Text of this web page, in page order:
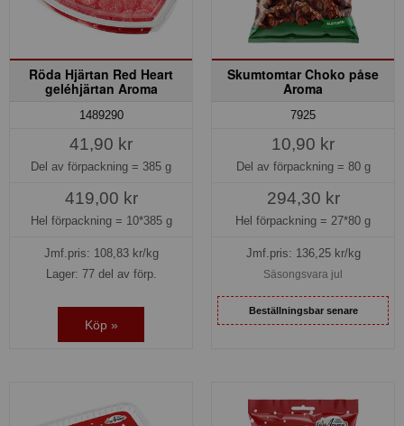
Röda Hjärtan Red Heart
geléhjärtan Aroma
1489290
41,90 kr
Del av förpackning = 385 g
419,00 kr
Hel förpackning = 10*385 g
Jmf.pris: 108,83kr/kg
Lager: 77 del av förp.
Köp »
Skumtomtar Choko påse
Aroma
7925
10,90 kr
Del av förpackning = 80 g
294,30 kr
Hel förpackning = 27*80 g
Jmf.pris: 136,25kr/kg
Säsongsvara jul
Beställningsbar senare